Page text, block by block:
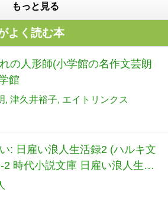
もっと見る
よく読む本
の人形師(小学館の名作文芸朗
館
津久井裕子 エイトリンクス
: 日雇い浪人生活録2 (ハルキ文
2 時代小説文庫 日雇い浪人生活